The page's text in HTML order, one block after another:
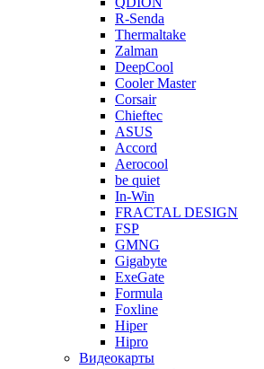
R-Senda
Thermaltake
Zalman
DeepCool
Cooler Master
Corsair
Chieftec
ASUS
Accord
Aerocool
be quiet
In-Win
FRACTAL DESIGN
FSP
GMNG
Gigabyte
ExeGate
Formula
Foxline
Hiper
Hipro
Видеокарты